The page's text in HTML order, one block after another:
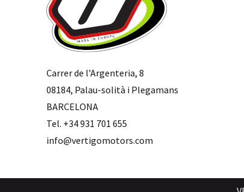
Carrer de l’Argenteria, 8
08184, Palau-solità i Plegamans
BARCELONA
Tel. +34 931 701 655
info@vertigomotors.com